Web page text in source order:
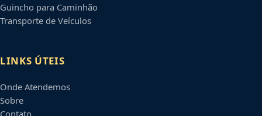
Guincho para Caminhão
Transporte de Veículos
LINKS ÚTEIS
Onde Atendemos
Sobre
Contato